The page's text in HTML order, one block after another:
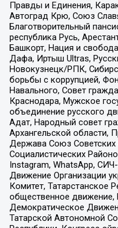
Правды и Единения,
Автоград Крю, Союз
Благотворительный
республика Русь,
Башкорт, Нация и
Дафа, Иртыш Ultras,
Новокузнецк/РПК,
борьбы с коррупцией,
Навального, Совет
Краснодара, Мужское
объединение русского
Адат, Народный совет
Архангельской области,
Держава Союз Советских
Социалистических
Instagram, WhatsApp,
Движение Организации
Комитет, Татарстанское
общественное
Демократическое
Татарской Автономной